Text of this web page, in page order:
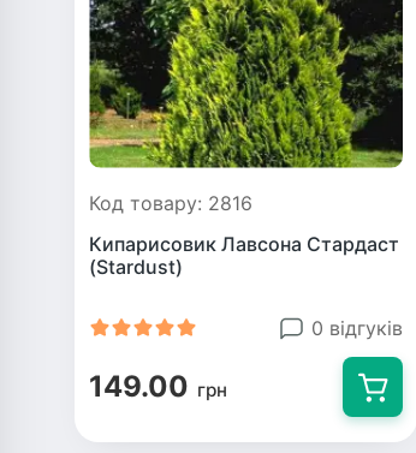
Код товару: 2816
Кипарисовик Лавсона Стардаст
(Stardust)
0 відгуків
149.00 грн